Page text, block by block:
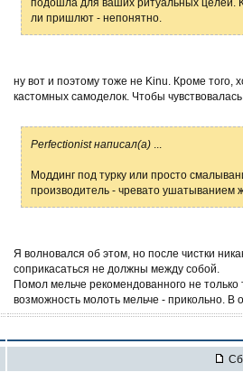
ли пришлют - непонятно.
ну вот и поэтому тоже не Kinu. Кроме того,
кастомных самоделок. Чтобы
Perfectionist написал(а)
Моддинг под турку или просто
производитель - чревато ушатыванием
Я волновался об этом, но после чистки
соприкасаться не должны между собой.
Помол мельче рекомендованного не
возможность молоть мельче - прикольно.
Сб